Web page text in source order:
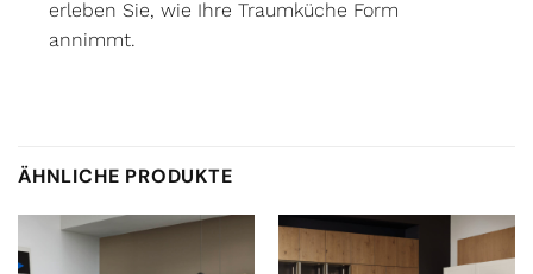
erleben Sie, wie Ihre Traumküche Form
annimmt.
ÄHNLICHE PRODUKTE